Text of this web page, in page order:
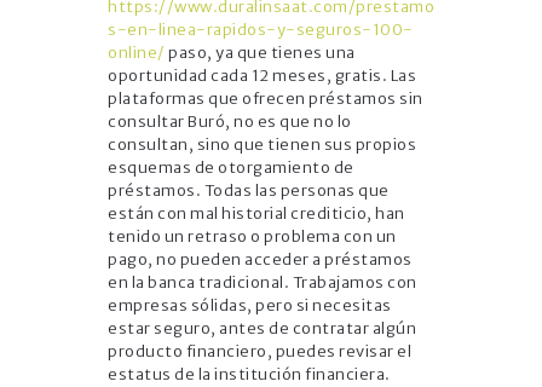
https://www.duralinsaat.com/prestamo
s-en-linea-rapidos-y-seguros-100-
online/ paso, ya que tienes una
oportunidad cada 12 meses, gratis. Las
plataformas que ofrecen préstamos sin
consultar Buró, no es que no lo
consultan, sino que tienen sus propios
esquemas de otorgamiento de
préstamos. Todas las personas que
están con mal historial crediticio, han
tenido un retraso o problema con un
pago, no pueden acceder a préstamos
en la banca tradicional. Trabajamos con
empresas sólidas, pero si necesitas
estar seguro, antes de contratar algún
producto financiero, puedes revisar el
estatus de la institución financiera.